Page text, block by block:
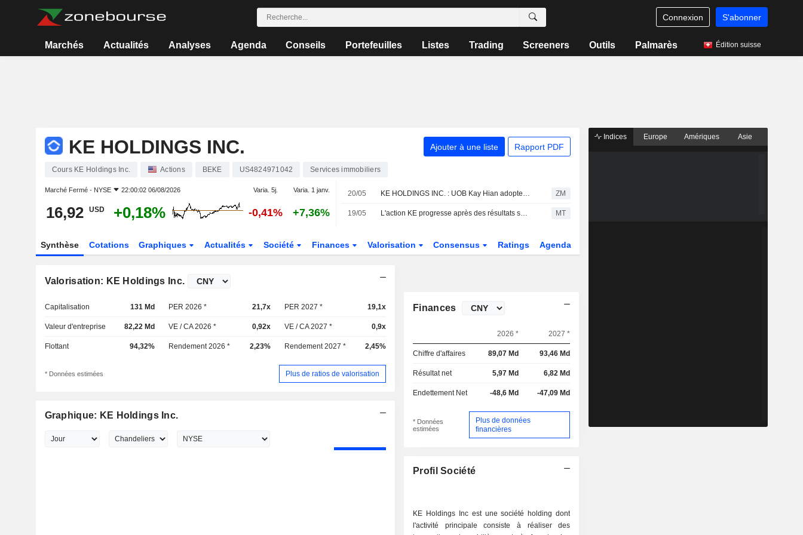
Connexion S'abonner
Marchés Actualités Analyses Agenda Conseils Portefeuilles Listes Trading Screeners Outils Palmarès Édition suisse
KE HOLDINGS INC. Ajouter à une liste Rapport PDF
Cours KE Holdings Inc. Actions BEKE US4824971042 Services immobiliers
Marché Fermé - NYSE 22:00:02 06/08/2026 Varia. 5j. Varia. 1 janv.
16,92 USD +0,18% -0,41% +7,36%
20/05 KE HOLDINGS INC. : UOB Kay Hian adopte une opinion positive ZM
19/05 L'action KE progresse après des résultats supérieurs aux attentes au T1 MT
Synthèse Cotations Graphiques Actualités Société Finances Valorisation Consensus Ratings Agenda
Valorisation: KE Holdings Inc.
Capitalisation 131 Md PER 2026 * 21,7x PER 2027 * 19,1x
Valeur d'entreprise 82,22 Md VE / CA 2026 * 0,92x VE / CA 2027 * 0,9x
Flottant 94,32% Rendement 2026 * 2,23% Rendement 2027 * 2,45%
* Données estimées Plus de ratios de valorisation
Graphique: KE Holdings Inc.
Finances
2026 * 2027 *
Chiffre d'affaires 89,07 Md 93,46 Md
Résultat net 5,97 Md 6,82 Md
Endettement Net -48,6 Md -47,09 Md
* Données
estimées
Plus de données
financières
Profil Société
KE Holdings Inc est une société holding dont
l'activité principale consiste à réaliser des
Indices Europe Amériques Asie